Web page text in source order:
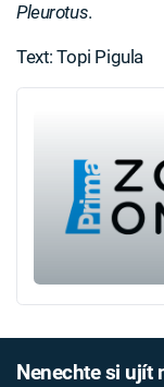
Pleurotus.
Text: Topi Pigula
Nenechte si ujít